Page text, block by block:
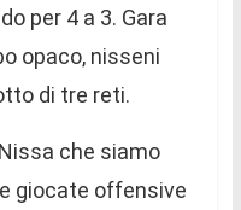
per 4 a 3. Gara
opaco, nisseni
di tre reti.
che siamo
giocate offensive